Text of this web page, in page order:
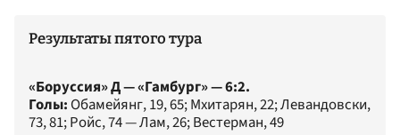
Результаты пятого тура
«Боруссия» Д — «Гамбург» — 6:2.
Голы: Обамейянг, 19, 65; Мхитарян, 22; Левандовски,
73, 81; Ройс, 74 — Лам, 26; Вестерман, 49